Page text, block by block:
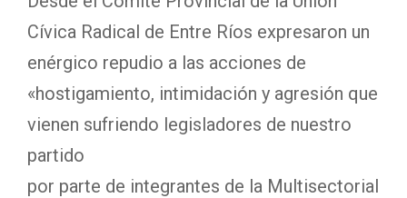
Cívica Radical de Entre Ríos expresaron un
enérgico repudio a las acciones de
«hostigamiento, intimidación y agresión que
vienen sufriendo legisladores de nuestro
partido
por parte de integrantes de la Multisectorial